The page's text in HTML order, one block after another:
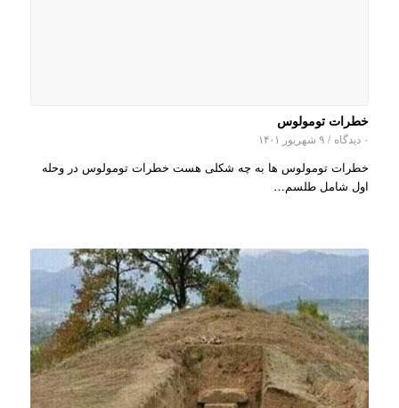
خطرات تومولوس
۰ دیدگاه / ۹ شهریور ۱۴۰۱
خطرات تومولوس ها به چه شکلی هست خطرات تومولوس در وحله
اول شامل طلسم…